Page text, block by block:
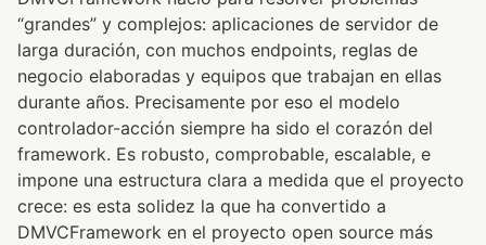
“grandes” y complejos: aplicaciones de servidor de
larga duración, con muchos endpoints, reglas de
negocio elaboradas y equipos que trabajan en ellas
durante años. Precisamente por eso el modelo
controlador-acción siempre ha sido el corazón del
framework. Es robusto, comprobable, escalable, e
impone una estructura clara a medida que el proyecto
crece: es esta solidez la que ha convertido a
DMVCFramework en el proyecto open source más